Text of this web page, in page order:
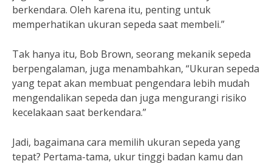
berkendara. Oleh karena itu, penting untuk
memperhatikan ukuran sepeda saat membeli.”
Tak hanya itu, Bob Brown, seorang mekanik sepeda
berpengalaman, juga menambahkan, “Ukuran sepeda
yang tepat akan membuat pengendara lebih mudah
mengendalikan sepeda dan juga mengurangi risiko
kecelakaan saat berkendara.”
Jadi, bagaimana cara memilih ukuran sepeda yang
tepat? Pertama-tama, ukur tinggi badan kamu dan